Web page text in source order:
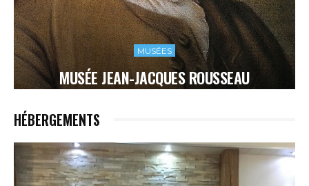
MUSÉES
MUSÉE JEAN-JACQUES ROUSSEAU
HÉBERGEMENTS